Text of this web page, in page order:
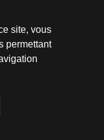
site, vous
permettant
phpBB Limited